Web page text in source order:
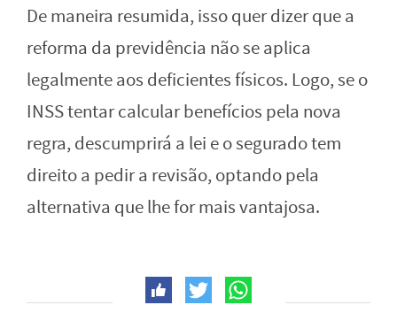
De maneira resumida, isso quer dizer que a
reforma da previdência não se aplica
legalmente aos deficientes físicos. Logo, se o
INSS tentar calcular benefícios pela nova
regra, descumprirá a lei e o segurado tem
direito a pedir a revisão, optando pela
alternativa que lhe for mais vantajosa.